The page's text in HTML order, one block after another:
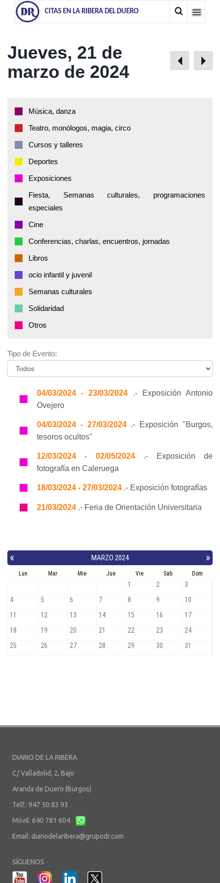
CITAS EN LA RIBERA DEL DUERO
Jueves, 21 de
marzo de 2024
Música, danza
Teatro, monólogos, magia, circo
Cursos y talleres
Deportes
Exposiciones
Fiesta, Semanas culturales, programaciones
especiales
Cine
Conferencias, charlas, encuentros, jornadas
Libros
ocio infantil y juvenil
Semanas culturales
Solidaridad
Otros
Tipo de Evento:
04/03/2024 - 23/03/2024 .- Exposición Antonio
Ovejero
04/03/2024 - 27/03/2024.- Exposición "Burgos,
tesoros ocultos"
12/03/2024 - 02/05/2024.- Exposición de
fotografía en Caleruega
18/03/2024 - 27/03/2024 .- Exposición fotografías
21/03/2024 .- Feria de Orientación Universitaria
DIARIO DE LA RIBERA
C/ Valladolid, 2, Bajo
Aranda de Duero (Burgos)
Telf.: 947 50 83 93
Móvil: 640 781 604
Email: diariodelaribera@grupodr.com
SÍGUENOS